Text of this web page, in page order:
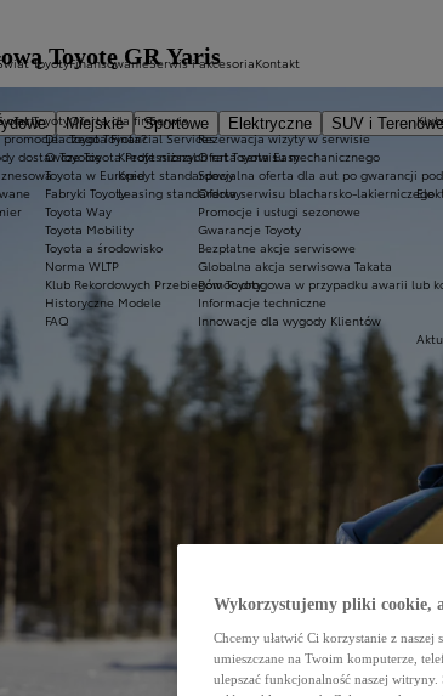
Miejskie Sportowe Elektryczne SUV i Terenowe
oferty
dostawcze Toyota Professional
Toyoty
Toyoty
Dlaczego Toyota?
O Toyocie
Toyota w Europie
Fabryki Toyoty
Toyota Way
Toyota Mobility
Toyota a środowisko
Norma WLTP
Klub Rekordowych Przebiegów Toyoty
Historyczne Modele
FAQ
Finansowanie
Oferta dla firm
Toyota Financial Services
Kredyt niższych rat Toyota Easy
Kredyt standardowy
Leasing standardowy
Serwis i akcesoria
Serwis
Rezerwacja wizyty w serwisie
Oferta serwisu mechanicznego
Specjalna oferta dla aut po gwarancji
Oferta serwisu blacharsko-lakierniczego
Promocje i usługi sezonowe
Gwarancje Toyoty
Bezpłatne akcje serwisowe
Globalna akcja serwisowa Takata
Pomoc drogowa w przypadku awarii lub
Informacje techniczne
Innowacje dla wygody Klientów
Kontakt
Toyotę GR Yaris
Wykorzystujemy pliki cookie,
Chcemy ułatwić Ci korzystanie z
umieszczane na Twoim komputerze,
ulepszać funkcjonalność naszej witryny.